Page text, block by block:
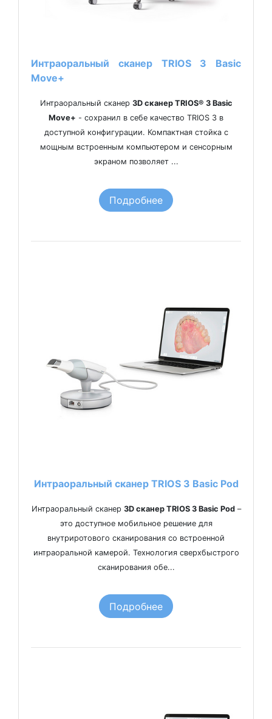
Интраоральный сканер TRIOS 3 Basic
Move+
Интраоральный сканер 3D сканер TRIOS® 3 Basic
Move+ - сохранил в себе качество TRIOS 3 в
доступной конфигурации. Компактная стойка с
мощным встроенным компьютером и сенсорным
экраном позволяет ...
Подробнее
Интраоральный сканер TRIOS 3 Basic Pod
Интраоральный сканер 3D сканер TRIOS 3 Basic Pod–
это доступное мобильное решение для
внутриротового сканирования со встроенной
интраоральной камерой. Технология сверхбыстрого
сканирования обе...
Подробнее